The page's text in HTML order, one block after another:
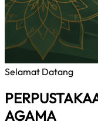
Selamat Datang
AGAMA